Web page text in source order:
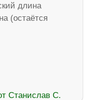
длина
(остаётся